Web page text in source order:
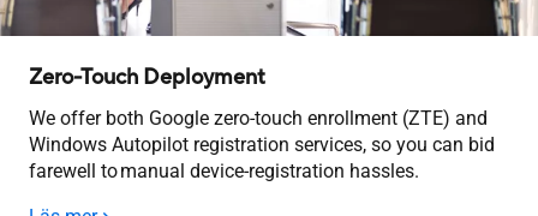
Zero-Touch Deployment
We offer both Google zero-touch enrollment (ZTE) and
Windows Autopilot registration services, so you can bid
farewell to manual device-registration hassles.